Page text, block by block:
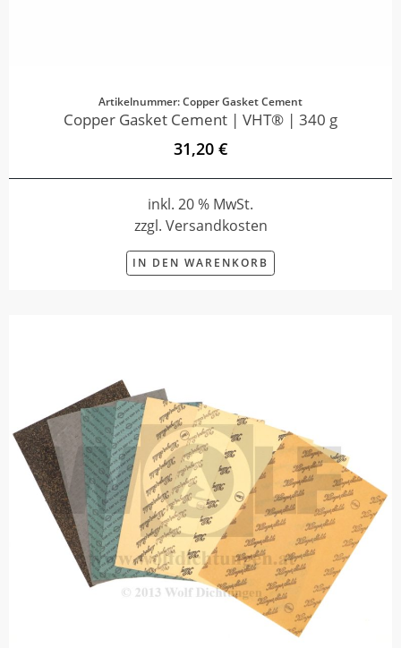
Artikelnummer: Copper Gasket Cement
Copper Gasket Cement | VHT® | 340 g
31,20 €
inkl. 20 % MwSt.
zzgl. Versandkosten
IN DEN WARENKORB